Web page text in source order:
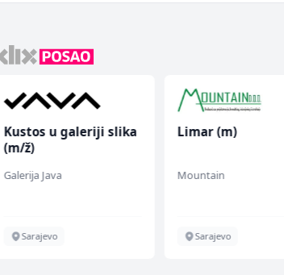
Kustos u galeriji slika
(m/ž)
Galerija Java
Sarajevo
Limar (m)
Mountain
Sarajevo